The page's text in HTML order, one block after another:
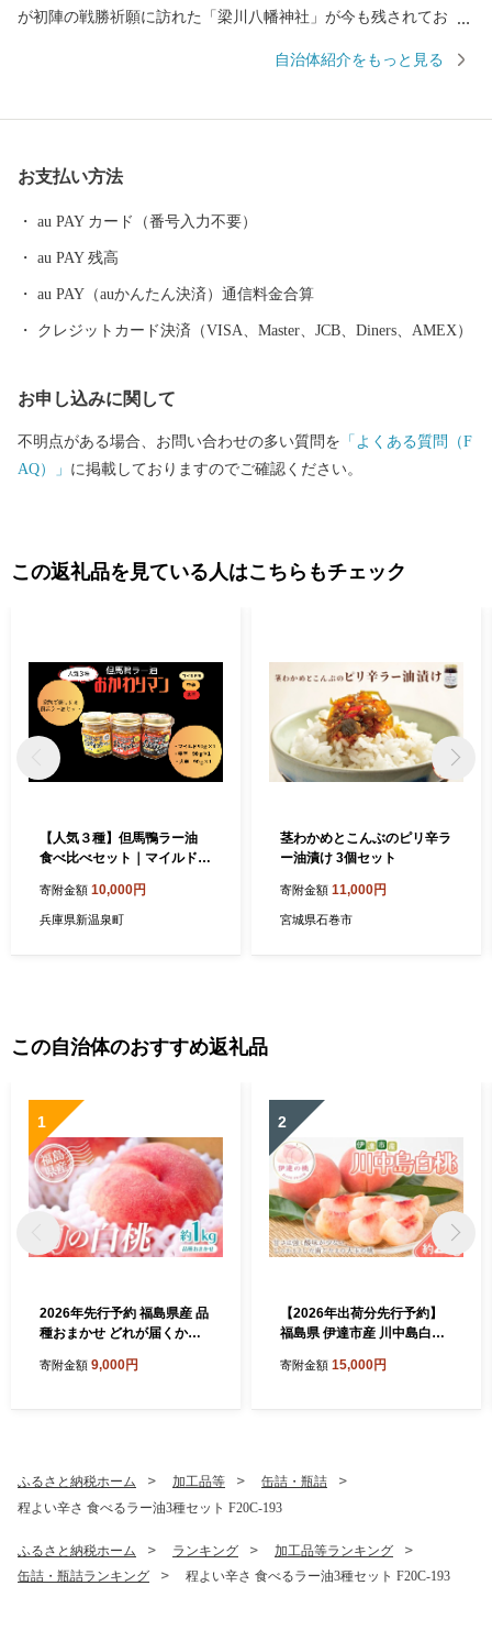
が初陣の戦勝祈願に訪れた「梁川八幡神社」が今も残されてお
高低差がある盆地特有の地形で、果物がおいしく育ち、現在は名
であふれています。
自治体紹介をもっと見る
お支払い方法
au PAY カード（番号入力不要）
au PAY 残高
au PAY（auかんたん決済）通信料金合算
クレジットカード決済（VISA、Master、JCB、Diners、AMEX）
お申し込みに関して
不明点がある場合、お問い合わせの多い質問を 「よくある質問（F
AQ）」 に掲載しておりますのでご確認ください。
この返礼品を見ている人はこちらもチェック
【人気３種】但馬鴨ラー油
食べ比べセット｜マイルド、
贅沢ラー油セット
寄附金額 10,000円
兵庫県新温泉町
茎わかめとこんぶのピリ辛ラ
ー油漬け 3個セット
寄附金額 11,000円
宮城県石巻市
この自治体のおすすめ返礼品
1
2026年先行予約 福島県産 品
種おまかせ どれが届くかお
量限定 期間限定 桃 もも モモ
寄附金額 9,000円
2
【2026年出荷分先行予約】
福島県 伊達市産 川中島白桃
株式会社 伊達の桃 桃 フルー
寄附金額 15,000円
ふるさと納税ホーム 加工品等
缶詰・瓶詰
程よい辛さ 食べるラー油3種セット F20C-193
ふるさと納税ホーム ランキング
加工品等ランキング
缶詰・瓶詰ランキング
程よい辛さ 食べるラー油3種セット F20C-193